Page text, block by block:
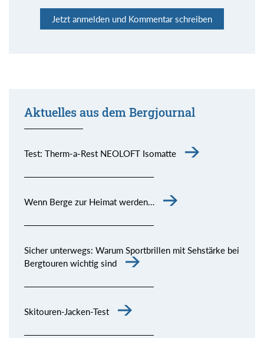
Jetzt anmelden und Kommentar schreiben
Aktuelles aus dem Bergjournal
Test: Therm-a-Rest NEOLOFT Isomatte
Wenn Berge zur Heimat werden…
Sicher unterwegs: Warum Sportbrillen mit Sehstärke bei
Bergtouren wichtig sind
Skitouren-Jacken-Test